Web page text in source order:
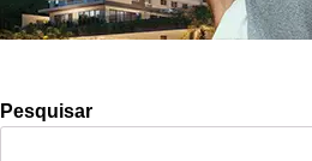
Pesquisar